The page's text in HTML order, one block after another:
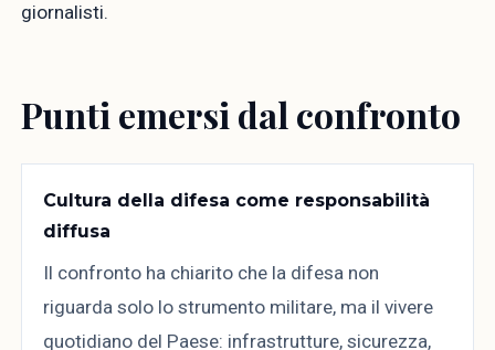
giornalisti.
Punti emersi dal confronto
Cultura della difesa come responsabilità
diffusa
Il confronto ha chiarito che la difesa non
riguarda solo lo strumento militare, ma il vivere
quotidiano del Paese: infrastrutture, sicurezza,